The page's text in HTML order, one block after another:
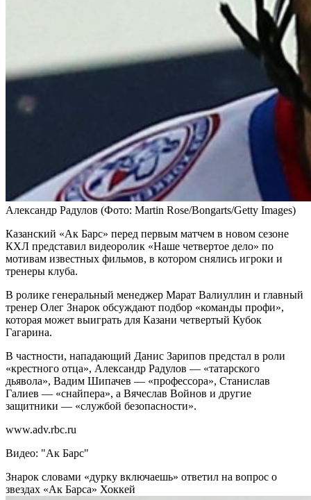
Александр Радулов (Фото: Martin Rose/Bongarts/Getty Images)
Казанский «Ак Барс» перед первым матчем в новом сезоне
КХЛ представил видеоролик «Наше четвертое дело» по
мотивам известных фильмов, в котором снялись игроки и
тренеры клуба.
В ролике генеральный менеджер Марат Валиуллин и главный
тренер Олег Знарок обсуждают подбор «команды профи»,
которая может выиграть для Казани четвертый Кубок
Гагарина.
В частности, нападающий Данис Зарипов предстал в роли
«крестного отца», Александр Радулов — «татарского
дьявола», Вадим Шипачев — «профессора», Станислав
Галиев — «снайпера», а Вячеслав Войнов и другие
защитники — «службой безопасности».
www.adv.rbc.ru
Видео: "Ак Барс"
Знарок словами «дурку включаешь» ответил на вопрос о
звездах «Ак Барса» Хоккей